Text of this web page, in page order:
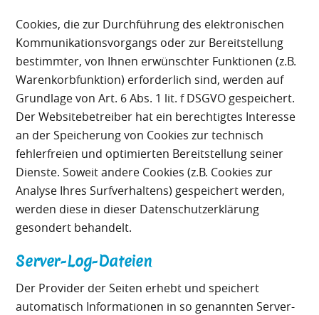
Cookies, die zur Durchführung des elektronischen
Kommunikationsvorgangs oder zur Bereitstellung
bestimmter, von Ihnen erwünschter Funktionen (z.B.
Warenkorbfunktion) erforderlich sind, werden auf
Grundlage von Art. 6 Abs. 1 lit. f DSGVO gespeichert.
Der Websitebetreiber hat ein berechtigtes Interesse
an der Speicherung von Cookies zur technisch
fehlerfreien und optimierten Bereitstellung seiner
Dienste. Soweit andere Cookies (z.B. Cookies zur
Analyse Ihres Surfverhaltens) gespeichert werden,
werden diese in dieser Datenschutzerklärung
gesondert behandelt.
Server-Log-Dateien
Der Provider der Seiten erhebt und speichert
automatisch Informationen in so genannten Server-